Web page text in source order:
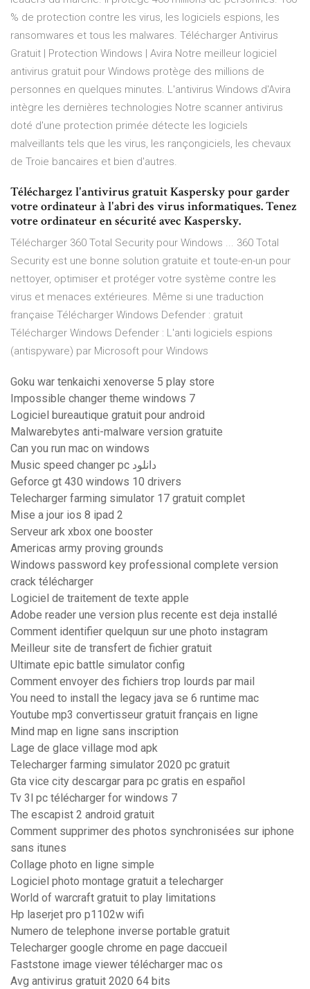
% de protection contre les virus, les logiciels espions, les
ransomwares et tous les malwares. Télécharger Antivirus
Gratuit | Protection Windows | Avira Notre meilleur logiciel
antivirus gratuit pour Windows protège des millions de
personnes en quelques minutes. L'antivirus Windows d'Avira
intègre les dernières technologies Notre scanner antivirus
doté d'une protection primée détecte les logiciels
malveillants tels que les virus, les rançongiciels, les chevaux
de Troie bancaires et bien d'autres.
Téléchargez l'antivirus gratuit Kaspersky pour garder
votre ordinateur à l'abri des virus informatiques. Tenez
votre ordinateur en sécurité avec Kaspersky.
Télécharger 360 Total Security pour Windows ... 360 Total
Security est une bonne solution gratuite et toute-en-un pour
nettoyer, optimiser et protéger votre système contre les
virus et menaces extérieures. Même si une traduction
française Télécharger Windows Defender : gratuit
Télécharger Windows Defender : L'anti logiciels espions
(antispyware) par Microsoft pour Windows
Goku war tenkaichi xenoverse 5 play store
Impossible changer theme windows 7
Logiciel bureautique gratuit pour android
Malwarebytes anti-malware version gratuite
Can you run mac on windows
Music speed changer pc دانلود
Geforce gt 430 windows 10 drivers
Telecharger farming simulator 17 gratuit complet
Mise a jour ios 8 ipad 2
Serveur ark xbox one booster
Americas army proving grounds
Windows password key professional complete version
crack télécharger
Logiciel de traitement de texte apple
Adobe reader une version plus recente est deja installé
Comment identifier quelquun sur une photo instagram
Meilleur site de transfert de fichier gratuit
Ultimate epic battle simulator config
Comment envoyer des fichiers trop lourds par mail
You need to install the legacy java se 6 runtime mac
Youtube mp3 convertisseur gratuit français en ligne
Mind map en ligne sans inscription
Lage de glace village mod apk
Telecharger farming simulator 2020 pc gratuit
Gta vice city descargar para pc gratis en español
Tv 3l pc télécharger for windows 7
The escapist 2 android gratuit
Comment supprimer des photos synchronisées sur iphone
sans itunes
Collage photo en ligne simple
Logiciel photo montage gratuit a telecharger
World of warcraft gratuit to play limitations
Hp laserjet pro p1102w wifi
Numero de telephone inverse portable gratuit
Telecharger google chrome en page daccueil
Faststone image viewer télécharger mac os
Avg antivirus gratuit 2020 64 bits